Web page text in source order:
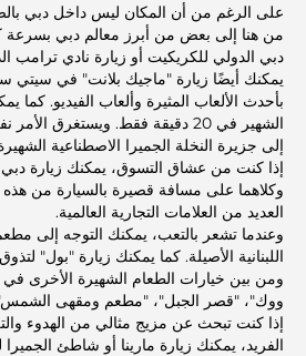
على الرغم من أن المكان ليس داخل دبي
من هنا إلى بعض من أبرز معالم دبي بسرعة
دبي الدولي للكريكيت أو زيارة نادي ترامب
يمكنك أيضًا زيارة "ماجيك بلانت" في سيتي
بأحدث الألعاب المثيرة وألعاب الفيديو. كما
الشهير في 20 دقيقة فقط. ويستغرق
إلى جزيرة النخلة الجميرا الاصطناعية
إذا كنت من عشاق التسوق، يمكنك زيارة
وكلاهما على مسافة قصيرة بالسيارة من
العديد من العلامات التجارية العالمية.
وعندما تشعر بالتعب، يمكنك التوجه إلى
اللبنانية الأصيلة. كما يمكنك زيارة "بول"
ومن بين خيارات الطعام الشهيرة الأخرى في
ووك"، "قصر الجبل"، "مطعم ومقهى
إذا كنت تبحث عن مزيج مثالي من الهدوء
الفريد، يمكنك زيارة مارينا أو شاطئ الجميرا